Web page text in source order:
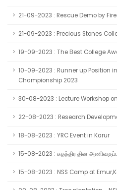
21-09-2023 : Rescue Demo by
21-09-2023 : Precious Stones
19-09-2023 : The Best College
10-09-2023 : Runner up Position
Championship 2023
30-08-2023 : Lecture Workshop
22-08-2023 : Research
18-08-2023 : YRC Event in Karur
15-08-2023 : சுதந்திர தின
15-08-2023 : NSS Camp at